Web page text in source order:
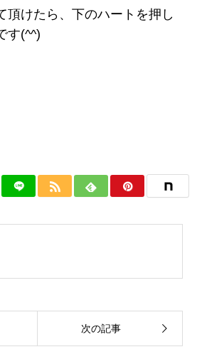
頂けたら、下のハートを押し
す(^^)
次の記事